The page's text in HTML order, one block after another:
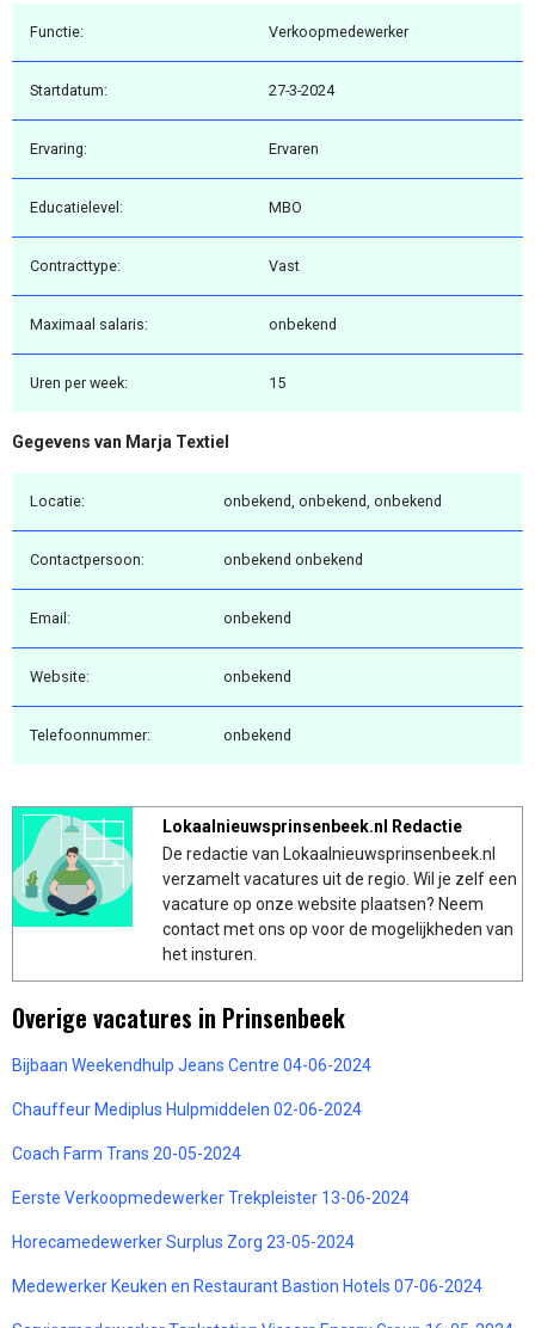
Functie: Verkoopmedewerker
Startdatum: 27-3-2024
Ervaring: Ervaren
Educatielevel: MBO
Contracttype: Vast
Maximaal salaris: onbekend
Uren per week: 15
Gegevens van Marja Textiel
Locatie: onbekend, onbekend, onbekend
Contactpersoon: onbekend onbekend
Email: onbekend
Website: onbekend
Telefoonnummer: onbekend
Lokaalnieuwsprinsenbeek.nl Redactie
De redactie van Lokaalnieuwsprinsenbeek.nl
verzamelt vacatures uit de regio. Wil je zelf een
vacature op onze website plaatsen? Neem
contact met ons op voor de mogelijkheden van
het insturen.
Overige vacatures in Prinsenbeek
Bijbaan Weekendhulp Jeans Centre 04-06-2024
Chauffeur Mediplus Hulpmiddelen 02-06-2024
Coach Farm Trans 20-05-2024
Eerste Verkoopmedewerker Trekpleister 13-06-2024
Horecamedewerker Surplus Zorg 23-05-2024
Medewerker Keuken en Restaurant Bastion Hotels 07-06-2024